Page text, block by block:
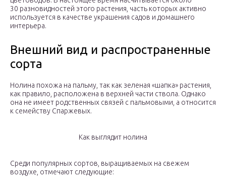
30 разновидностей этого растения, часть которых активно
используется в качестве украшения садов и домашнего
интерьера.
Внешний вид и распространенные
сорта
Нолина похожа на пальму, так как зеленая «шапка» растения,
как правило, расположена в верхней части ствола. Однако
она не имеет родственных связей с пальмовыми, а относится
к семейству Спаржевых.
Как выглядит нолина
Среди популярных сортов, выращиваемых на свежем
воздухе, отмечают следующие: